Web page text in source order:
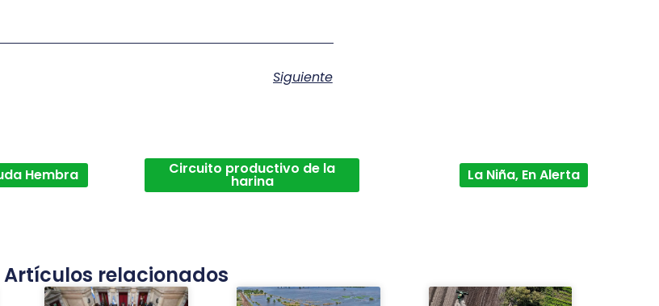
Siguiente
Hembra Circuito productivo de la
harina La Niña, En Alerta
Artículos relacionados